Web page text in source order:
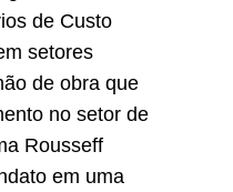
de Custo
setores
de obra que
no setor de
Rousseff
em uma